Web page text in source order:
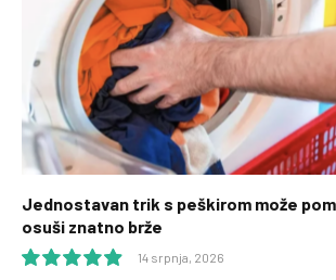
Jednostavan trik s peškirom može
osuši znatno brže
14 srpnja, 2026